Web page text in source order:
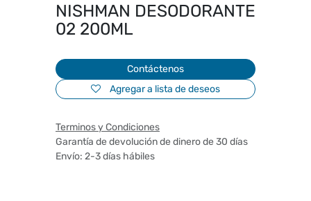
NISHMAN DESODORANTE
02 200ML
Contáctenos
Agregar a lista de deseos
Terminos y Condiciones
Garantía de devolución de dinero de 30 días
Envío: 2-3 días hábiles